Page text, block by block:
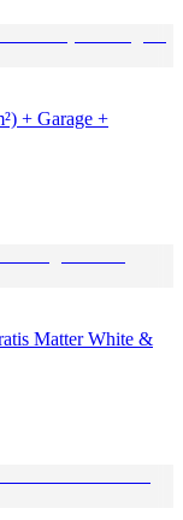
+ Garage +
Matter White &